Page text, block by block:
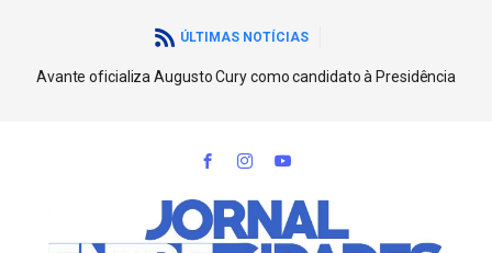
ÚLTIMAS NOTÍCIAS
Avante oficializa Augusto Cury como candidato à Presidência